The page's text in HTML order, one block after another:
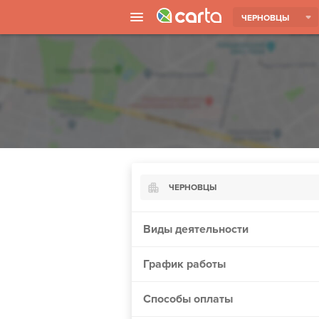
ЧЕРНОВЦЫ
ЧЕРНОВЦЫ
Борисполь
Виды деятельности
График работы
Способы оплаты